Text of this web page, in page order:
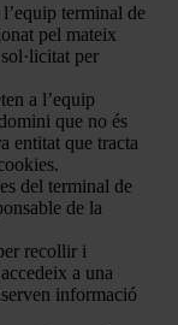
terminal de
pel mateix
per
a l’equip
que no és
entitat que tracta
del terminal de
de la
recollir i
a una
informació